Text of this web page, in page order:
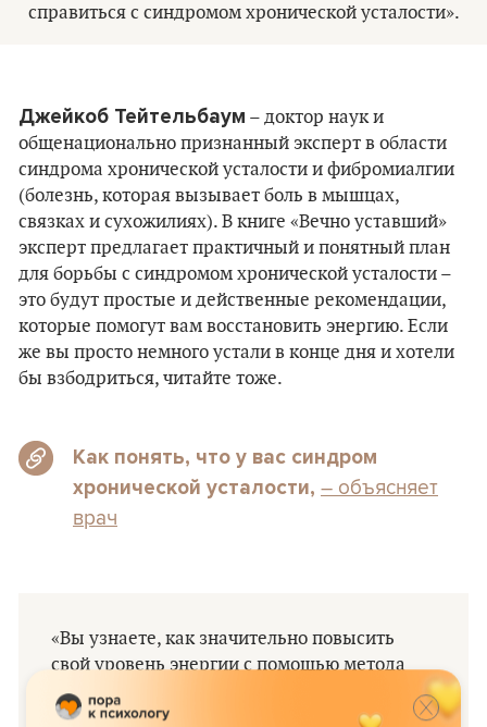
Джейкоб Тейтельбаум – доктор наук и
общенационально признанный эксперт в области
синдрома хронической усталости и фибромиалгии
(болезнь, которая вызывает боль в мышцах,
связках и сухожилиях). В книге «Вечно уставший»
эксперт предлагает практичный и понятный план
для борьбы с синдромом хронической усталости –
это будут простые и действенные рекомендации,
которые помогут вам восстановить энергию. Если
же вы просто немного устали в конце дня и хотели
бы взбодриться, читайте тоже.
Как понять, что у вас синдром
хронической усталости, – объясняет
врач
«Вы узнаете, как значительно повысить
свой уровень энергии с помощью метода
СГИПУ. Название метода – это
аббревиатура из начальных букв пяти